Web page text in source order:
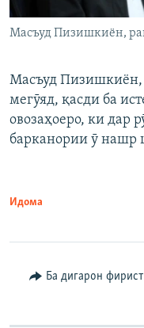
Масъуд Пизишкиён,
Масъуд
мегӯяд, қасди ба
овозаҳоеро, ки дар
барканории ӯ нашр
Идома
Ба дигарон